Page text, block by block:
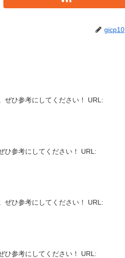
gicp10
ぜひ参考にしてください！ URL:
ひ参考にしてください！ URL:
ぜひ参考にしてください！ URL:
ひ参考にしてください！ URL: